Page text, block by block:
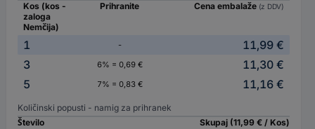
Kos (kos -
zaloga
Nemčija)
Prihranite Cena embalaže (z DDV)
1 -
11,99 €
3
6% = 0,69 €
11,30 €
5
7% = 0,83 € 11,16 €
Količinski popusti - namig za prihranek
Število
Skupaj (11,99 € / Kos)